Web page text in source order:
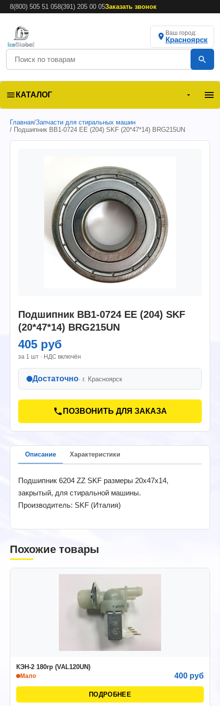
8(800) 505 51 058(391) 205 00 05Заказать звонок
Ваш город:
Красноярск
КАТАЛОГ
Главная/Запчасти для стиральных машин
/ Подшипник BB1-0724 EE (204) SKF (20*47*14) BRG215UN
Подшипник BB1-0724 EE (204) SKF
(20*47*14) BRG215UN
405 руб
за 1 шт · НДС включён
Достаточно· г. Красноярск
ПОЗВОНИТЬ ДЛЯ ЗАКАЗА
Описание Характеристики
Подшипник 6204 ZZ SKF размеры 20x47x14,
закрытый, для стиральной машины.
Производитель: SKF (Италия)
Похожие товары
КЭН-2 180гр (VAL120UN)
Мало 400 руб
ПОДРОБНЕЕ